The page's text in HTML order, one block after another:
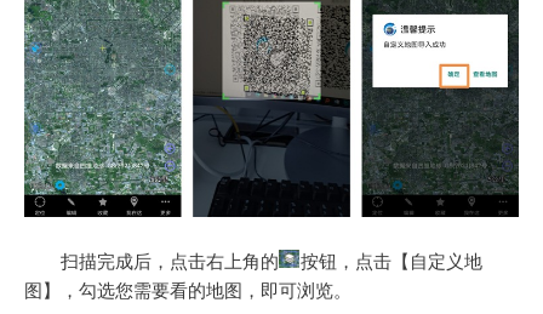
扫描完成后，点击右上角的
按钮，点击【自定义地
图】，勾选您需要看的地图，即可浏览。